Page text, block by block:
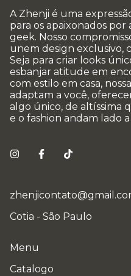
A Zhenji é uma
para os apaixonados
geek. Nosso
unem design exclusivo,
Seja para criar looks
esbanjar atitude em
com estilo em casa,
adaptam a você,
algo único, de altíssima
e o fashion andam lado
Cotia - São Paulo
Menu
Catalogo